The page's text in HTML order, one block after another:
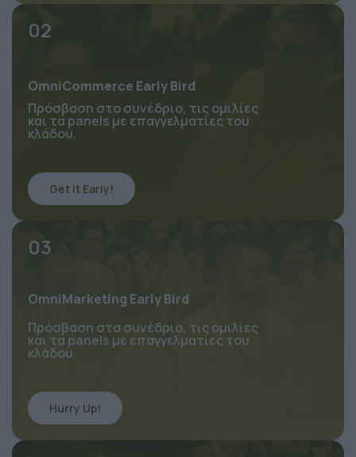
OmniCommerce Early Bird
Πρόσβαση στο συνέδριο, τις ομιλίες
και τα panels με επαγγελματίες του
Get It Early!
OmniMarketing Early Bird
Πρόσβαση στα συνέδριο, τις ομιλίες
και τα panels με επαγγελματίες του
Hurry Up!